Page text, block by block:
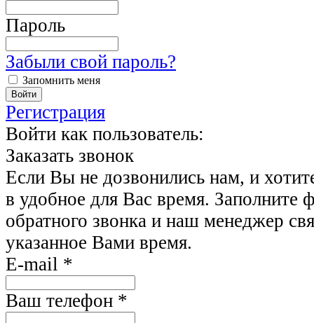
Пароль
Забыли свой пароль?
Запомнить меня
Регистрация
Войти как пользователь:
Заказать звонок
Если Вы не дозвонились нам, и
в удобное для Вас время. Заполните
обратного звонка и наш менеджер
указанное Вами время.
E-mail *
Ваш телефон *